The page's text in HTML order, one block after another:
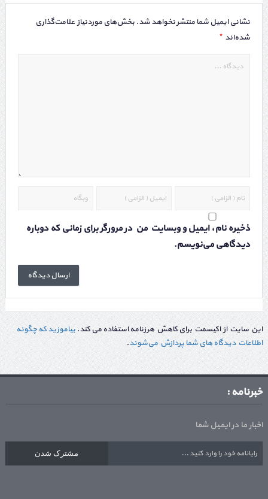
نشانی ایمیل شما منتشر نخواهد شد. بخش‌های موردنیاز علامت‌گذاری
شده‌اند *
ذخیره نام، ایمیل و وبسایت من در مرورگر برای زمانی که دوباره
دیدگاهی می‌نویسم.
این سایت از اکیسمت برای کاهش هرزنامه استفاده می کند.بیاموزید که چگونه
اطلاعات دیدگاه های شما پردازش می‌شوند.
خبرنامه :
اخبار ما در ایمیل شما
مشترک شدن